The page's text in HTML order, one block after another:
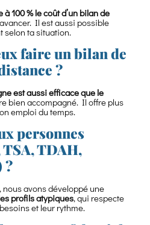
à 100 % le coût d’un bilan de
Il est aussi possible
selon ta situation.
faire un bilan de
?
est aussi efficace que le
bien accompagné. Il offre plus
emploi du temps.
personnes
TDAH,
?
avons développé une
profils atypiques, qui respecte
et leur rythme.